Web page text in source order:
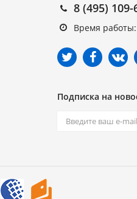
8 (495) 109-
Время
Подписка на